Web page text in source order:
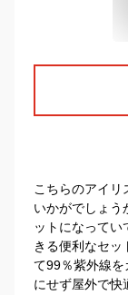
こちらのアイリ
いかがでしょう
ットになって
きる便利なセッ
て99％紫外線
にせず屋外で快